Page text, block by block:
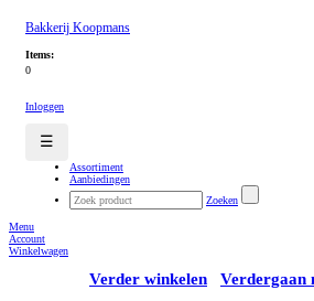
Bakkerij Koopmans
Items:
0
Inloggen
☰
Assortiment
Aanbiedingen
Zoeken
Menu
Account
Winkelwagen
Verder winkelen Verdergaan